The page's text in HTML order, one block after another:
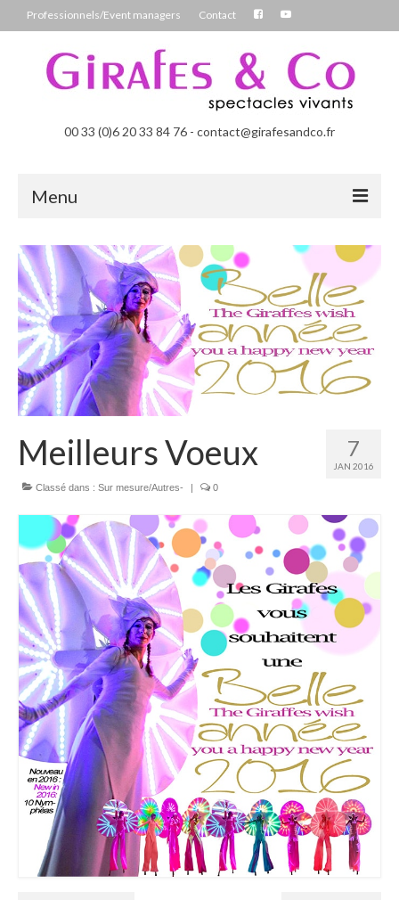
Professionnels/Event managers Contact
00 33 (0)6 20 33 84 76 - contact@girafesandco.fr
Menu
Les Chromatix, spécial Carnaval
Contact
Professionnels/Event managers
Les Danseuses Bulles
7
JAN 2016
Meilleurs Voeux
Classé dans : Sur mesure/Autres- 0